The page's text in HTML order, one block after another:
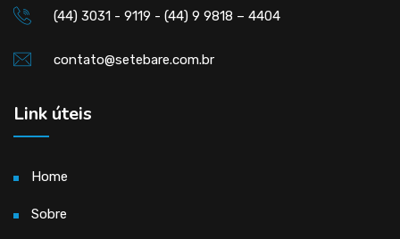
(44) 3031 - 9119 - (44) 9 9818 – 4404
contato@setebare.com.br
Link úteis
Home
Sobre